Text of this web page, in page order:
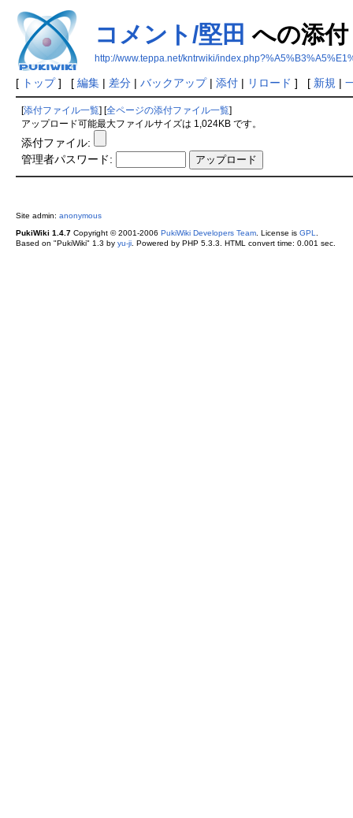
コメント/堅田 への添付
http://www.teppa.net/kntrwiki/
[ トップ] [ 編集| 差分| バックアップ| 添付| リロード ] [ 新規 |
添付ファイル一覧 全ページの添付ファイル一覧
アップロード可能最大ファイルサイズは 1,024KB です。
添付ファイル:
管理者パスワード:
Site admin: anonymous
PukiWiki 1.4.7Copyright © 2001-2006 PukiWiki Developers Team. License is GPL
Based on "PukiWiki" 1.3 by yu-ji. Powered by PHP 5.3.3. HTML convert time: 0.001 sec.